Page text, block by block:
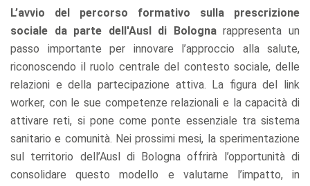
L’avvio del percorso formativo sulla prescrizione
sociale da parte dell'Ausl di Bolognarappresenta un
passo importante per innovare l’approccio alla salute,
riconoscendo il ruolo centrale del contesto sociale, delle
relazioni e della partecipazione attiva. La figura del link
worker, con le sue competenze relazionali e la capacità di
attivare reti, si pone come ponte essenziale tra sistema
sanitario e comunità. Nei prossimi mesi, la sperimentazione
sul territorio dell’Ausl di Bologna offrirà l’opportunità di
consolidare questo modello e valutarne l’impatto, in